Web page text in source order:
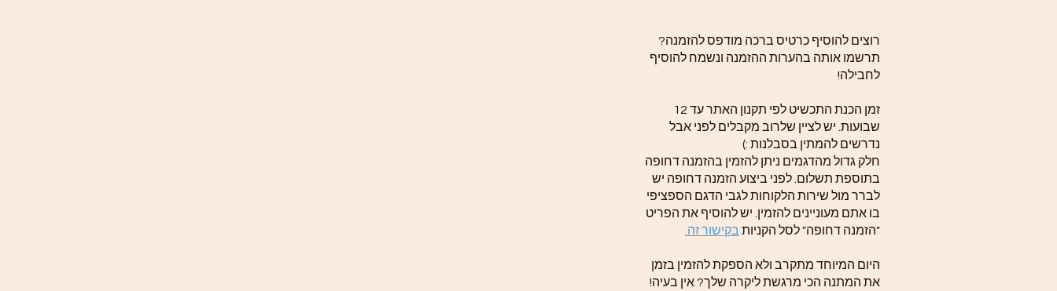
רוצים להוסיף כרטיס ברכה מודפס להזמנה?
תרשמו אותה בהערות ההזמנה ונשמח להוסיף
לחבילה!
זמן הכנת התכשיט לפי תקנון האתר עד 12
שבועות. יש לציין שלרוב מקבלים לפני אבל
נדרשים להמתין בסבלנות :)
חלק גדול מהדגמים ניתן להזמין בהזמנה דחופה
בתוספת תשלום. לפני ביצוע הזמנה דחופה יש
לברר מול שירות הלקוחות לגבי הדגם הספציפי
בו אתם מעוניינים להזמין. יש להוסיף את הפריט
"הזמנה דחופה" לסל הקניות בקישור זה.
היום המיוחד מתקרב ולא הספקת להזמין בזמן
את המתנה הכי מרגשת ליקרה שלך? אין בעיה!